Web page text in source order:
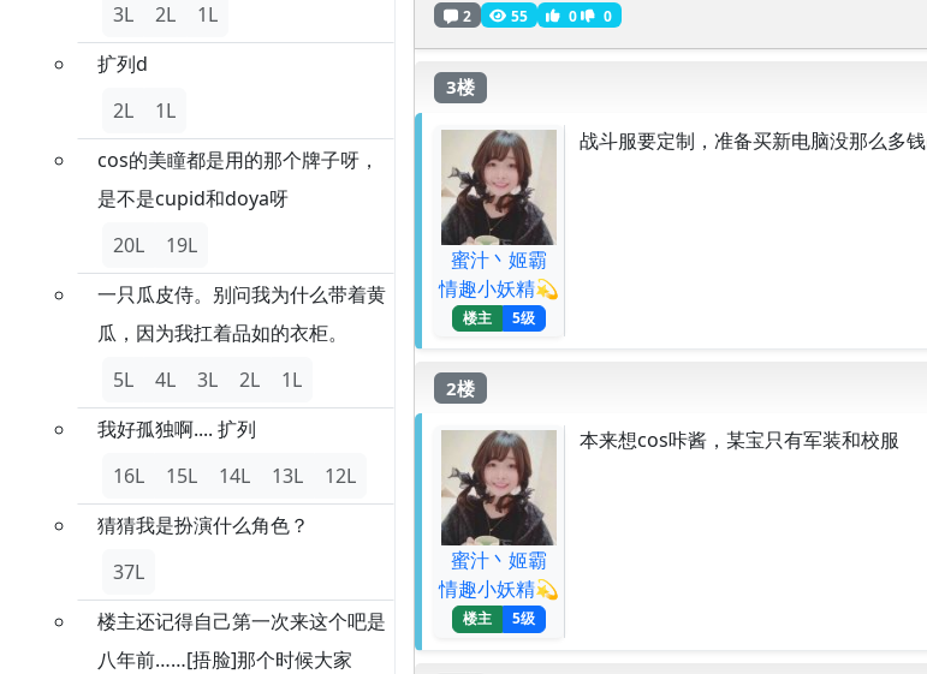
3L
2L
1L
扩列d
2L
1L
cos的美瞳都是用的那个牌子呀，
是不是cupid和doya呀
20L
19L
一只瓜皮侍。别问我为什么带着黄
瓜，因为我扛着品如的衣柜。
5L
4L 3L 2L
1L
我好孤独啊.... 扩列
16L
15L 14L 13L
12L
猜猜我是扮演什么角色？
37L
楼主还记得自己第一次来这个吧是
八年前……[捂脸]那个时候大家
2
55 0 0
3楼
蜜汁丶姬霸
情趣小妖精💫
楼主 5级
战斗服要定制，准备买新电脑没那么多钱
2楼
蜜汁丶姬霸
情趣小妖精💫
楼主 5级
本来想cos咔酱，某宝只有军装和校服